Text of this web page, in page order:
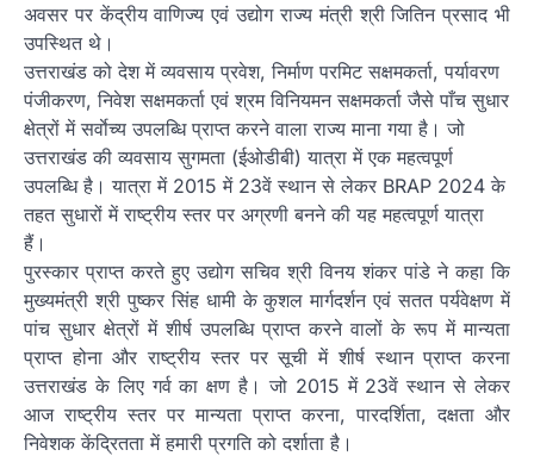
अवसर पर केंद्रीय वाणिज्य एवं उद्योग राज्य मंत्री श्री जितिन प्रसाद भी
उपस्थित थे।
उत्तराखंड को देश में व्यवसाय प्रवेश, निर्माण परमिट सक्षमकर्ता, पर्यावरण
पंजीकरण, निवेश सक्षमकर्ता एवं श्रम विनियमन सक्षमकर्ता जैसे पाँच सुधार
क्षेत्रों में सर्वाेच्य उपलब्धि प्राप्त करने वाला राज्य माना गया है। जो
उत्तराखंड की व्यवसाय सुगमता (ईओडीबी) यात्रा में एक महत्वपूर्ण
उपलब्धि है। यात्रा में 2015 में 23वें स्थान से लेकर BRAP 2024 के
तहत सुधारों में राष्ट्रीय स्तर पर अग्रणी बनने की यह महत्वपूर्ण यात्रा
हैं।
पुरस्कार प्राप्त करते हुए उद्योग सचिव श्री विनय शंकर पांडे ने कहा कि
मुख्यमंत्री श्री पुष्कर सिंह धामी के कुशल मार्गदर्शन एवं सतत पर्यवेक्षण में
पांच सुधार क्षेत्रों में शीर्ष उपलब्धि प्राप्त करने वालों के रूप में मान्यता
प्राप्त होना और राष्ट्रीय स्तर पर सूची में शीर्ष स्थान प्राप्त करना
उत्तराखंड के लिए गर्व का क्षण है। जो 2015 में 23वें स्थान से लेकर
आज राष्ट्रीय स्तर पर मान्यता प्राप्त करना, पारदर्शिता, दक्षता और
निवेशक केंद्रितता में हमारी प्रगति को दर्शाता है।